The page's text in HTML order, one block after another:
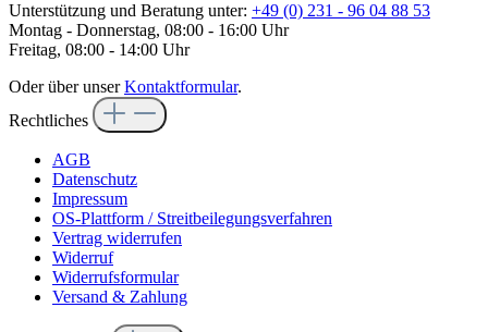
Unterstützung und Beratung unter: +49 (0) 231 - 96 04 88 53
Montag - Donnerstag, 08:00 - 16:00 Uhr
Freitag, 08:00 - 14:00 Uhr
Oder über unserKontaktformular.
Rechtliches
AGB
Datenschutz
Impressum
OS-Plattform / Streitbeilegungsverfahren
Vertrag widerrufen
Widerruf
Widerrufsformular
Versand & Zahlung